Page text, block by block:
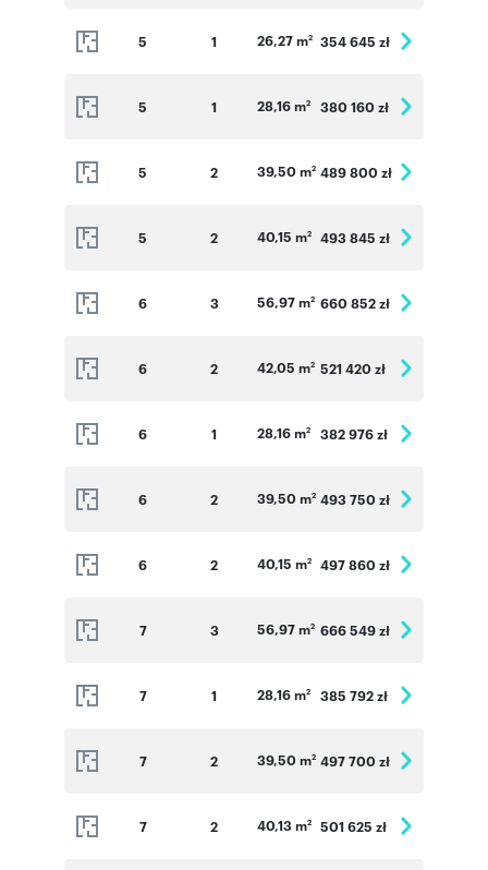
5 1 26,27 m2 354 645 zł
5 1 28,16 m2 380 160 zł
5 2 39,50 m2 489 800 zł
5 2 40,15 m2 493 845 zł
6 3 56,97 m2 660 852 zł
6 2 42,05 m2 521 420 zł
6 1 28,16 m2 382 976 zł
6 2 39,50 m2 493 750 zł
6 2 40,15 m2 497 860 zł
7 3 56,97 m2 666 549 zł
7 1 28,16 m2 385 792 zł
7 2 39,50 m2 497 700 zł
7 2 40,13 m2 501 625 zł